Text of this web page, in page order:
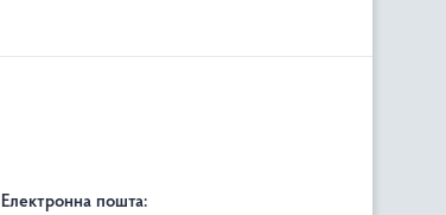
Електронна пошта: